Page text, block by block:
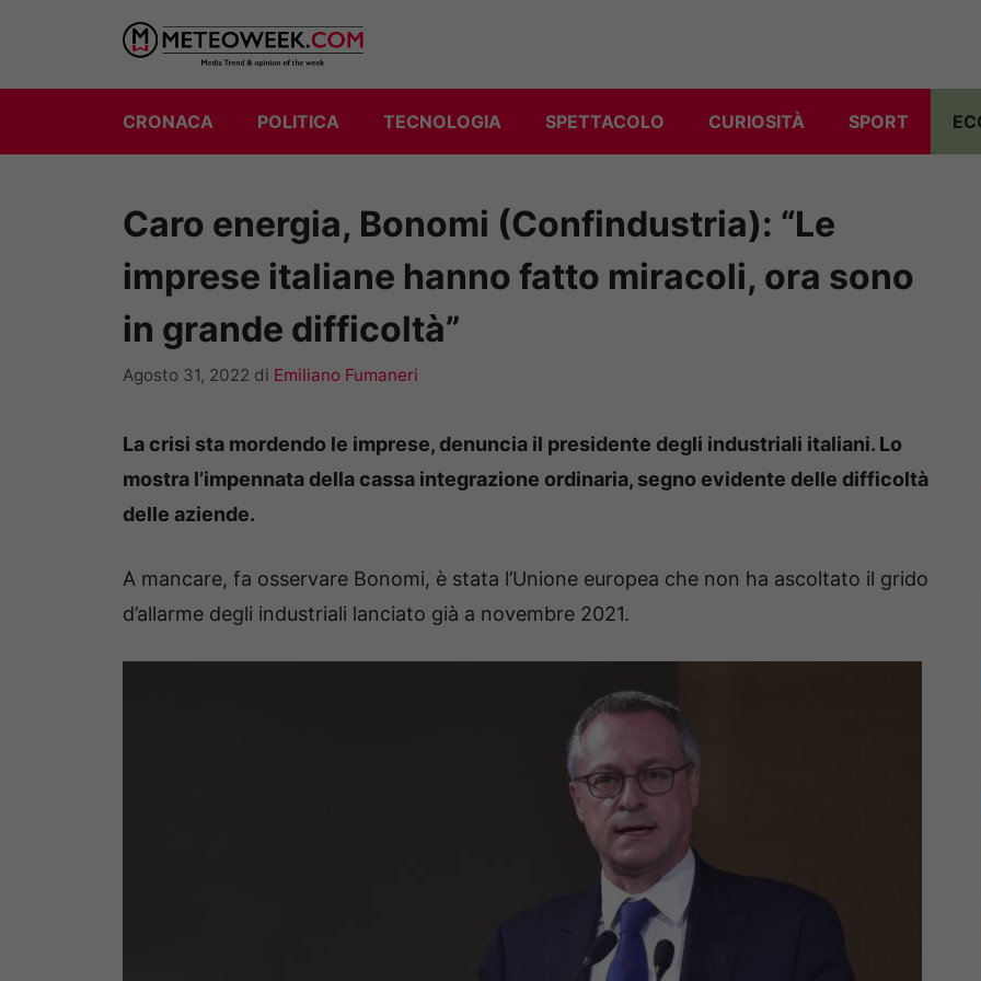
contenuto
CRONACA POLITICA TECNOLOGIA SPETTACOLO CURIOSITÀ SPORT
Caro energia, Bonomi (Confindustria): “Le
imprese italiane hanno fatto miracoli, ora sono
in grande difficoltà”
Agosto 31, 2022 di Emiliano Fumaneri
La crisi sta mordendo le imprese, denuncia il presidente degli industriali italiani. Lo
mostra l’impennata della cassa integrazione ordinaria, segno evidente delle difficoltà
delle aziende.
A mancare, fa osservare Bonomi, è stata l’Unione europea che non ha ascoltato il grido
d’allarme degli industriali lanciato già a novembre 2021.